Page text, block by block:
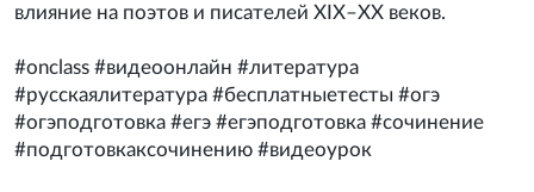
влияние на поэтов и писателей XIX–XX веков.
#onclass #видеоонлайн #литература
#русскаялитература #бесплатныетесты #огэ
#огэподготовка #егэ #егэподготовка #сочинение
#подготовкаксочинению #видеоурок